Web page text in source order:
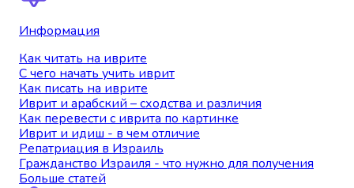
Информация
Как читать на иврите
С чего начать учить иврит
Как писать на иврите
Иврит и арабский – сходства и различия
Как перевести с иврита по картинке
Иврит и идиш - в чем отличие
Репатриация в Израиль
Гражданство Израиля - что нужно для получения
Больше статей